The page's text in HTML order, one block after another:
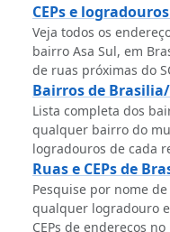
CEPs e
Veja todos os
bairro Asa Sul, em
de ruas próximas do
Bairros de
Lista completa dos
qualquer bairro do
logradouros de cada
Ruas e CEPs de
Pesquise por nome
qualquer logradouro
CEPs de endereços